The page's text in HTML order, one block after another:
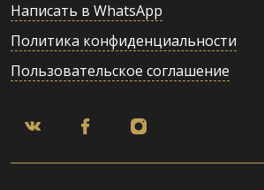
Написать в WhatsApp
Политика конфиденциальности
Пользовательское соглашение